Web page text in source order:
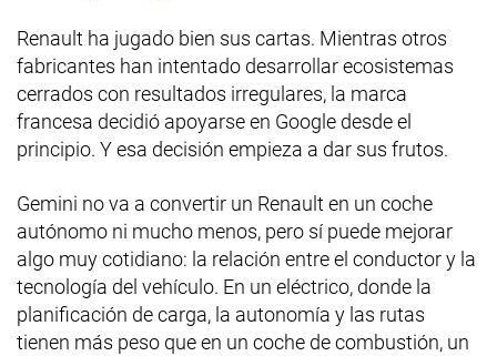
Renault ha jugado bien sus cartas. Mientras otros
fabricantes han intentado desarrollar ecosistemas
cerrados con resultados irregulares, la marca
francesa decidió apoyarse en Google desde el
principio. Y esa decisión empieza a dar sus frutos.
Gemini no va a convertir un Renault en un coche
autónomo ni mucho menos, pero sí puede mejorar
algo muy cotidiano: la relación entre el conductor y la
tecnología del vehículo. En un eléctrico, donde la
planificación de carga, la autonomía y las rutas
tienen más peso que en un coche de combustión, un